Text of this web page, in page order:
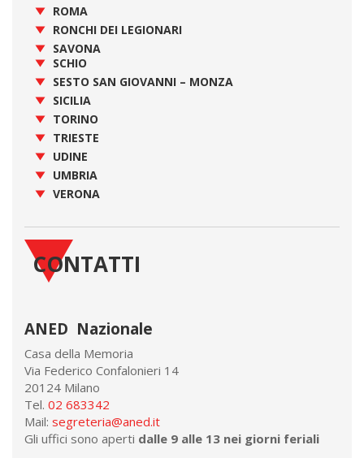
ROMA
RONCHI DEI LEGIONARI
SAVONA
SCHIO
SESTO SAN GIOVANNI – MONZA
SICILIA
TORINO
TRIESTE
UDINE
UMBRIA
VERONA
CONTATTI
ANED Nazionale
Casa della Memoria
Via Federico Confalonieri 14
20124 Milano
Tel. 02 683342
Mail: segreteria@aned.it
Gli uffici sono aperti dalle 9 alle 13 nei giorni feriali